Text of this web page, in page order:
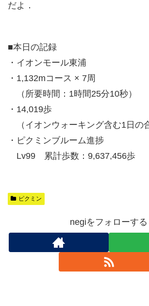
だよ．
■本日の記録
・イオンモール東浦
・1,132mコース × 7周
（所要時間：1時間25分10秒）
・14,019歩
（イオンウォーキング含む1日の
・ピクミンブルーム進捗
Lv99 累計歩数：9,637,456歩
ピクミン
negiをフォローする